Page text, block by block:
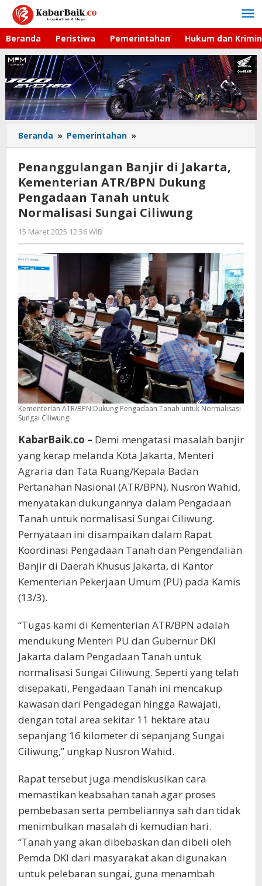
Lewati
konten
Beranda Peristiwa Pemerintahan Hukum dan
Beranda » Pemerintahan »
Banjir
Jakarta,
Kementerian
ATR/BPN
Dukung
untuk
Normalisasi
Sungai
Ciliwung
Penanggulangan Banjir di Jakarta,
Kementerian ATR/BPN Dukung
Pengadaan Tanah untuk
Normalisasi Sungai Ciliwung
15 Maret 2025 12:56 WIB
Gagah
Saputra
Kementerian ATR/BPN Dukung Pengadaan Tanah untuk Normalisasi
Sungai Ciliwung
KabarBaik.co – Demi mengatasi masalah banjir
yang kerap melanda Kota Jakarta, Menteri
Agraria dan Tata Ruang/Kepala Badan
Pertanahan Nasional (ATR/BPN), Nusron Wahid,
menyatakan dukungannya dalam Pengadaan
Tanah untuk normalisasi Sungai Ciliwung.
Pernyataan ini disampaikan dalam Rapat
Koordinasi Pengadaan Tanah dan Pengendalian
Banjir di Daerah Khusus Jakarta, di Kantor
Kementerian Pekerjaan Umum (PU) pada Kamis
(13/3).
“Tugas kami di Kementerian ATR/BPN adalah
mendukung Menteri PU dan Gubernur DKI
Jakarta dalam Pengadaan Tanah untuk
normalisasi Sungai Ciliwung. Seperti yang telah
disepakati, Pengadaan Tanah ini mencakup
kawasan dari Pengadegan hingga Rawajati,
dengan total area sekitar 11 hektare atau
sepanjang 16 kilometer di sepanjang Sungai
Ciliwung,” ungkap Nusron Wahid.
Rapat tersebut juga mendiskusikan cara
memastikan keabsahan tanah agar proses
pembebasan serta pembeliannya sah dan tidak
menimbulkan masalah di kemudian hari.
“Tanah yang akan dibebaskan dan dibeli oleh
Pemda DKI dari masyarakat akan digunakan
untuk pelebaran sungai, guna menambah